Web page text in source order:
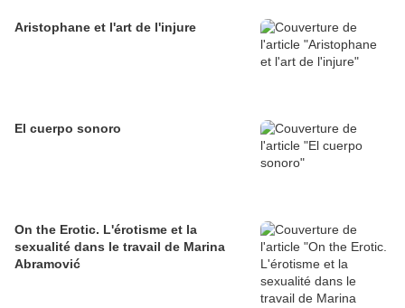
Aristophane et l'art de l'injure
El cuerpo sonoro
On the Erotic. L'érotisme et la
sexualité dans le travail de Marina
Abramović